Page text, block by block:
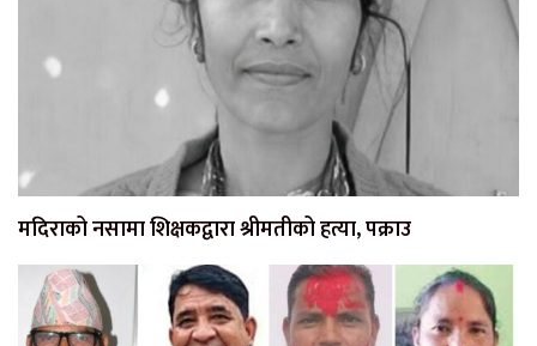
मदिराको नसामा शिक्षकद्वारा श्रीमतीको हत्या, पक्राउ